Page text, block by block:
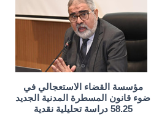
مؤسسة القضاء الاستعجالي في
ضوء قانون المسطرة المدنية الجديد
58.25 دراسة تحليلية نقدية